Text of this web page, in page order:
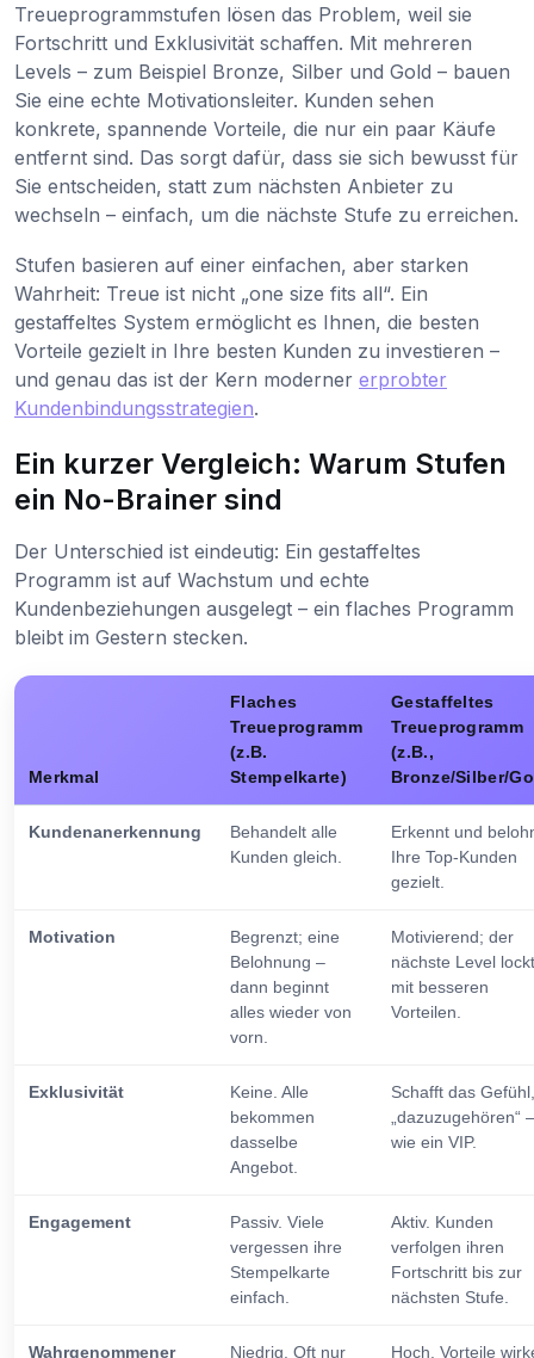
Treueprogrammstufen lösen das Problem, weil sie
Fortschritt und Exklusivität schaffen. Mit mehreren
Levels – zum Beispiel Bronze, Silber und Gold – bauen
Sie eine echte Motivationsleiter. Kunden sehen
konkrete, spannende Vorteile, die nur ein paar Käufe
entfernt sind. Das sorgt dafür, dass sie sich bewusst für
Sie entscheiden, statt zum nächsten Anbieter zu
wechseln – einfach, um die nächste Stufe zu erreichen.
Stufen basieren auf einer einfachen, aber starken
Wahrheit: Treue ist nicht „one size fits all“. Ein
gestaffeltes System ermöglicht es Ihnen, die besten
Vorteile gezielt in Ihre besten Kunden zu investieren –
und genau das ist der Kern moderner erprobter
Kundenbindungsstrategien.
Ein kurzer Vergleich: Warum Stufen
ein No-Brainer sind
Der Unterschied ist eindeutig: Ein gestaffeltes
Programm ist auf Wachstum und echte
Kundenbeziehungen ausgelegt – ein flaches Programm
bleibt im Gestern stecken.
Merkmal
Flaches
Treueprogramm
(z.B.
Stempelkarte)
Gestaffeltes
Treueprogramm
(z.B.,
Bronze/Silber/
Kundenanerkennung
Behandelt alle
Kunden gleich.
Erkennt und
Ihre Top-Kunden
gezielt.
Motivation
Begrenzt; eine
Belohnung –
dann beginnt
alles wieder von
vorn.
Motivierend; der
nächste Level lockt
mit besseren
Vorteilen.
Exklusivität
Keine. Alle
bekommen
dasselbe
Angebot.
Schafft das Gefühl,
„dazuzugehören“ –
wie ein VIP.
Engagement
Passiv. Viele
vergessen ihre
Stempelkarte
einfach.
Aktiv. Kunden
verfolgen ihren
Fortschritt bis zur
nächsten Stufe.
Wahrgenommener
Niedrig. Oft nur
Hoch. Vorteile